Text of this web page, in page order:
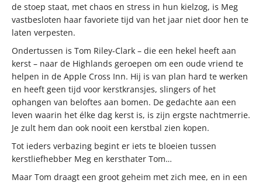
de stoep staat, met chaos en stress in hun kielzog, is Meg
vastbesloten haar favoriete tijd van het jaar niet door hen te
laten verpesten.
Ondertussen is Tom Riley-Clark – die een hekel heeft aan
kerst – naar de Highlands geroepen om een oude vriend te
helpen in de Apple Cross Inn. Hij is van plan hard te werken
en heeft geen tijd voor kerstkransjes, slingers of het
ophangen van beloftes aan bomen. De gedachte aan een
leven waarin het élke dag kerst is, is zijn ergste nachtmerrie.
Je zult hem dan ook nooit een kerstbal zien kopen.
Tot ieders verbazing begint er iets te bloeien tussen
kerstliefhebber Meg en kersthater Tom…
Maar Tom draagt een groot geheim met zich mee, en in een